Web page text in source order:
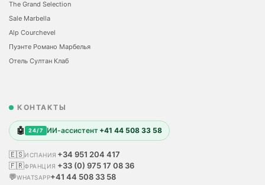
The Grand Selection
Sale Marbella
Alp Courchevel
Пуэнте Романо Марбелья
Отель Султан Клаб
КОНТАКТЫ
🤖 24/7 ИИ-ассистент +41 44 508 33 58
🇪🇸ИСПАНИЯ +34 951 204 417
🇫🇷ФРАНЦИЯ +33 (0) 975 17 08 36
💬WHATSAPP+41 44 508 33 58